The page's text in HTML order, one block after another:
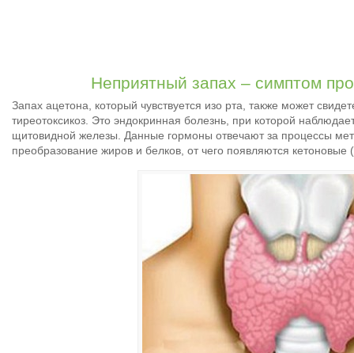
Неприятный запах – симптом
Запах ацетона, который чувствуется изо рта, также может
тиреотоксикоз. Это эндокринная болезнь, при которой
щитовидной железы. Данные гормоны отвечают за процессы
преобразование жиров и белков, от чего появляются кетоновые